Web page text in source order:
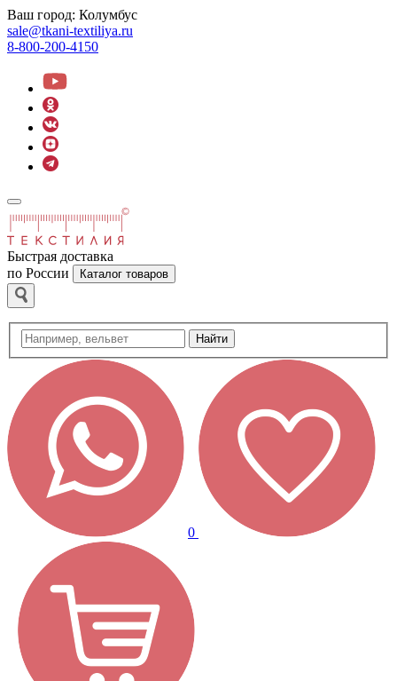
Ваш город: Колумбус
sale@tkani-textiliya.ru
8-800-200-4150
Быстрая доставка
по России
Каталог товаров
Найти
0